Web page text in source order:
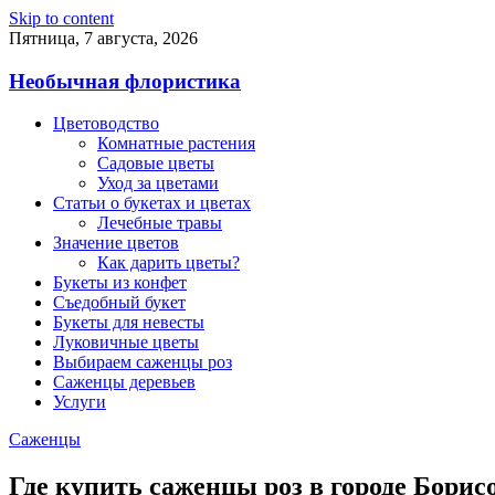
Skip to content
Пятница, 7 августа, 2026
Необычная флористика
Цветоводство
Комнатные растения
Садовые цветы
Уход за цветами
Статьи о букетах и цветах
Лечебные травы
Значение цветов
Как дарить цветы?
Букеты из конфет
Съедобный букет
Букеты для невесты
Луковичные цветы
Выбираем саженцы роз
Саженцы деревьев
Услуги
Саженцы
Где купить саженцы роз в городе